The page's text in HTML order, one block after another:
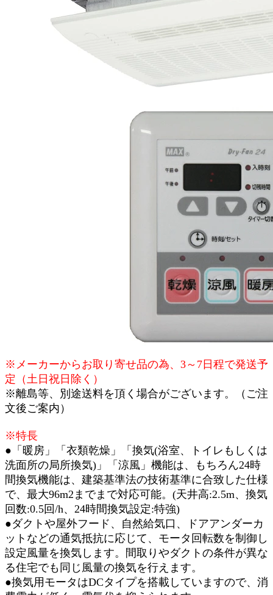
※メーカーからお取り寄せ品の為、3～7日程で発送予
定（土日祝日除く）
※離島等、別途送料を頂く場合がございます。（ご注
文後ご案内）
※特長
●「暖房」「衣類乾燥」「換気(浴室、トイレもしくは
洗面所の局所換気)」「涼風」機能は、もちろん24時
間換気機能は、建築基準法の技術基準に合致した仕様
で、最大96m2までまで対応可能。(天井高:2.5m、換気
回数:0.5回/h、24時間換気設定:特強)
●ダクトや屋外フード、自然給気口、ドアアンダーカ
ットなどの通気抵抗に応じて、モータ回転数を制御し
設定風量を換気します。間取りやダクトの条件が異な
る住宅でも同じ風量の換気を行えます。
●換気用モータはDCタイプを搭載していますので、消